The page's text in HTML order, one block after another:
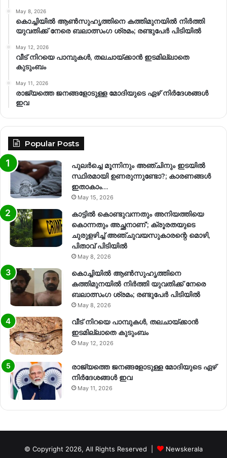
May 8, 2026
കൊച്ചിയിൽ ആൺസുഹൃത്തിനെ കത്തിമുനയിൽ നിർത്തി
യുവതിക്ക് നേരെ ബലാത്സംഗ​ ശ്രമം; രണ്ടുപേർ പിടിയിൽ
May 12, 2026
വീട് നിറയെ പാമ്പുകൾ, തലചായ്ക്കാൻ ഇടമില്ലാതെ
കുടുംബം
May 11, 2026
രാജ്യത്തെ ജനങ്ങളോടുള്ള മോദിയുടെ ഏഴ് നിര്‍ദേശങ്ങള്‍
ഇവ
Popular Posts
പുലർച്ചെ മൂന്നിനും അഞ്ചിനും ഇടയിൽ
സ്ഥിരമായി ഉണരുന്നുണ്ടോ?; കാരണങ്ങള്‍
ഇതാകാം…
May 15, 2026
കാട്ടിൽ കൊണ്ടുവന്നതും അനിയത്തിയെ
കൊന്നതും അച്ഛനാണ്’; ക്രൂരതയുടെ
ചുരുളഴിച്ച് അഞ്ചുവയസുകാരന്റെ മൊഴി,
പിതാവ് പിടിയിൽ
May 8, 2026
കൊച്ചിയിൽ ആൺസുഹൃത്തിനെ
കത്തിമുനയിൽ നിർത്തി യുവതിക്ക് നേരെ
ബലാത്സംഗ​ ശ്രമം; രണ്ടുപേർ പിടിയിൽ
May 8, 2026
വീട് നിറയെ പാമ്പുകൾ, തലചായ്ക്കാൻ
ഇടമില്ലാതെ കുടുംബം
May 12, 2026
രാജ്യത്തെ ജനങ്ങളോടുള്ള മോദിയുടെ ഏഴ്
നിര്‍ദേശങ്ങള്‍ ഇവ
May 11, 2026
© Copyright 2026, All Rights Reserved | Newskerala